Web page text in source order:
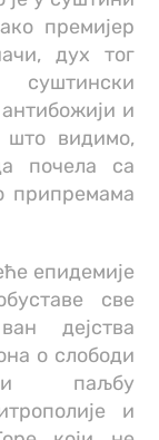
премијер
дух тог
и
што видимо,
почела са
припремама
епидемије
све
дејства
о слободи
паљбу
и